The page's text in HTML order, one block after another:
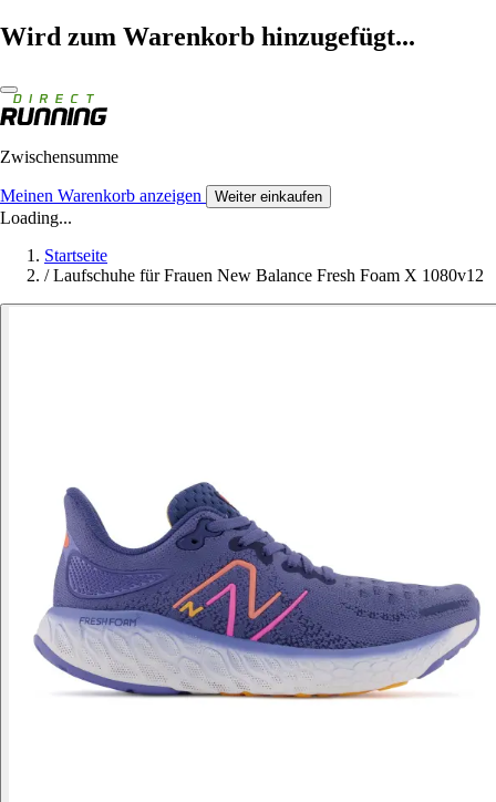
Wird zum Warenkorb hinzugefügt...
Zwischensumme
Meinen Warenkorb anzeigen Weiter einkaufen
Loading...
Startseite
/ Laufschuhe für Frauen New Balance Fresh Foam X 1080v12